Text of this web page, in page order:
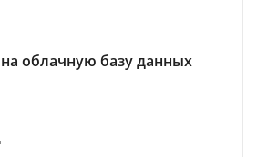
облачную базу данных